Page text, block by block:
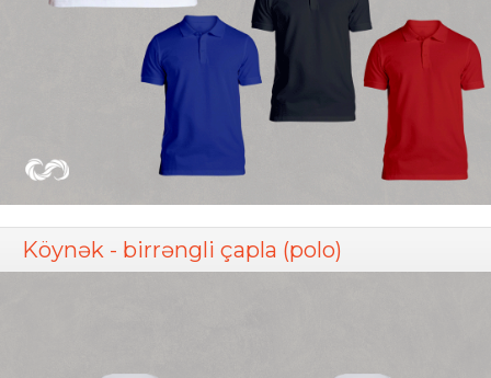
Köynək - birrəngli çapla (polo)